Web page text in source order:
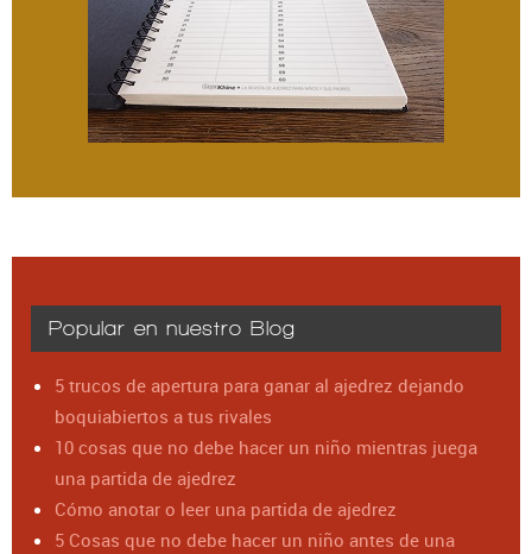
Popular en nuestro Blog
5 trucos de apertura para ganar al ajedrez dejando
boquiabiertos a tus rivales
10 cosas que no debe hacer un niño mientras juega
una partida de ajedrez
Cómo anotar o leer una partida de ajedrez
5 Cosas que no debe hacer un niño antes de una